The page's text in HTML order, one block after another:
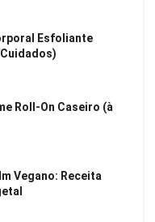
Esfoliante
Roll-On Caseiro (à
Vegano: Receita